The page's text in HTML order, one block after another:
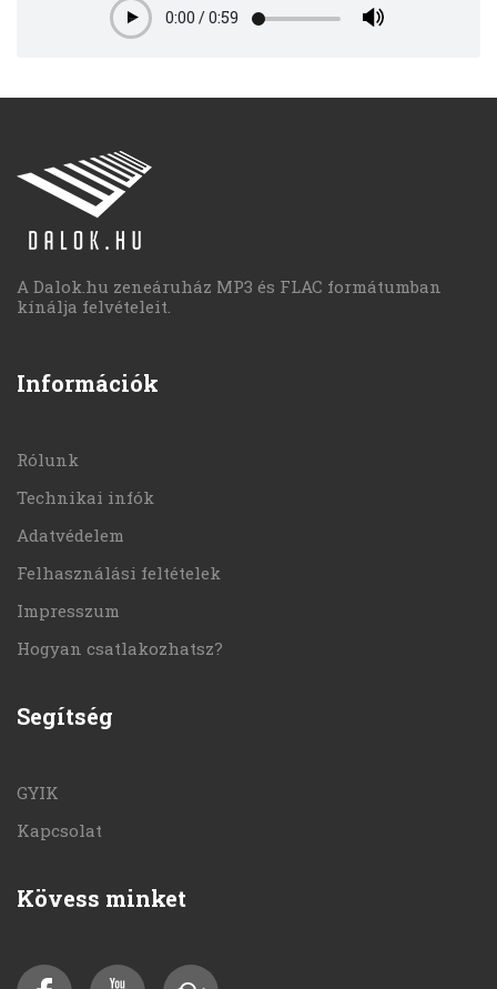
Play0:00 /0:59
A Dalok.hu zeneáruház MP3 és FLAC formátumban
kínálja felvételeit.
Információk
Rólunk
Technikai infók
Adatvédelem
Felhasználási feltételek
Impresszum
Hogyan csatlakozhatsz?
Segítség
GYIK
Kapcsolat
Kövess minket